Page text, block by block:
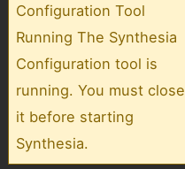
Configuration Tool
Running The Synthesia
Configuration tool is
running. You must close
it before starting
Synthesia.